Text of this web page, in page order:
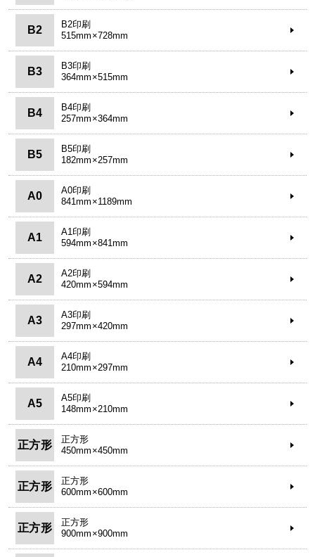
B2
B2印刷
515mm×728mm
B3
B3印刷
364mm×515mm
B4
B4印刷
257mm×364mm
B5
B5印刷
182mm×257mm
A0
A0印刷
841mm×1189mm
A1
A1印刷
594mm×841mm
A2
A2印刷
420mm×594mm
A3
A3印刷
297mm×420mm
A4
A4印刷
210mm×297mm
A5
A5印刷
148mm×210mm
正方形
正方形
450mm×450mm
正方形
正方形
600mm×600mm
正方形
正方形
900mm×900mm